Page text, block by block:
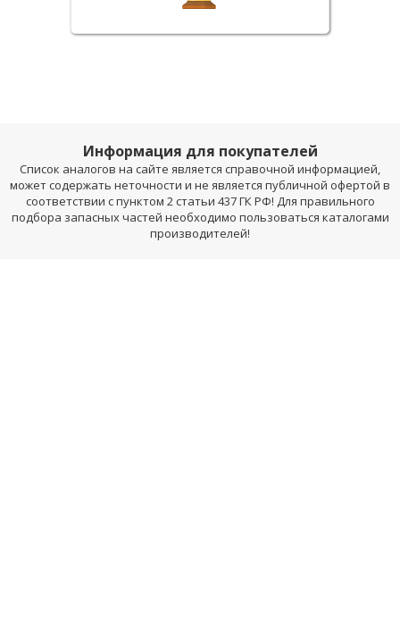
Информация для покупателей
Список аналогов на сайте является справочной информацией,
может содержать неточности и не является публичной офертой в
соответствии с пунктом 2 статьи 437 ГК РФ! Для правильного
подбора запасных частей необходимо пользоваться каталогами
производителей!